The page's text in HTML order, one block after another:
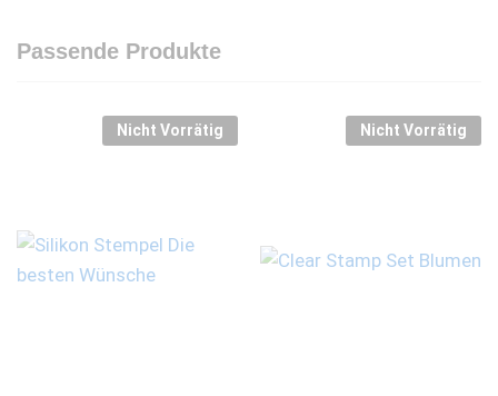
Passende Produkte
Nicht Vorrätig Nicht Vorrätig